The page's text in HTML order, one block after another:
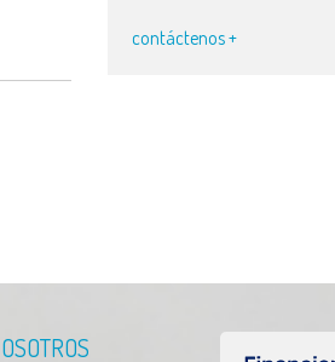
contáctenos +